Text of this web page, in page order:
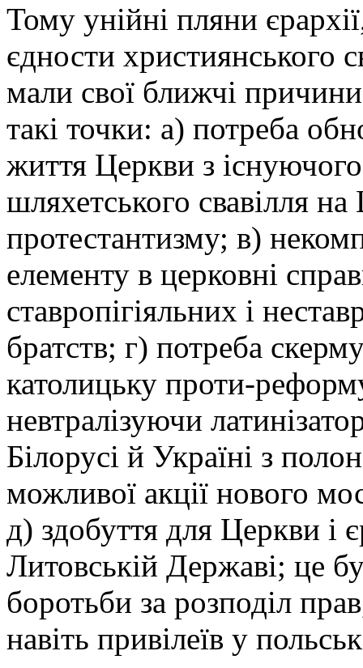
Тому унійні пляни
єдности християнського
мали свої ближчі
такі точки: а) потреба
життя Церкви з
шляхетського свавілля на
протестантизму; в)
елементу в церковні
ставропігіяльних і
братств; г) потреба
католицьку проти-
невтралізуючи
Білорусі й Україні з
можливої акції нового
д) здобуття для Церкви і
Литовській Державі; це
боротьби за розподіл
навіть привілеїв у